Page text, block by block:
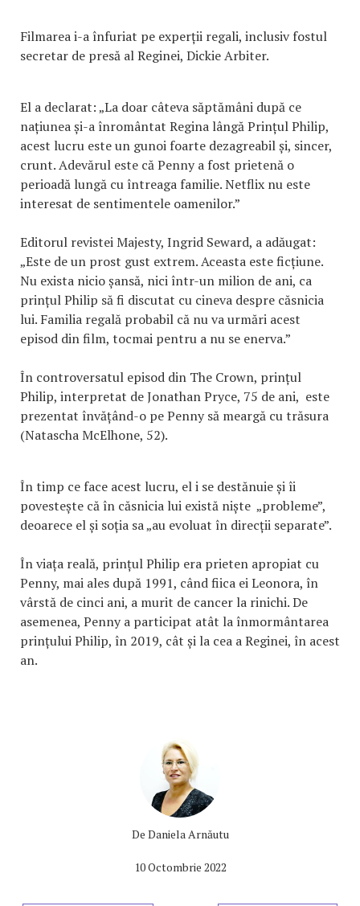
Filmarea i-a înfuriat pe experții regali, inclusiv fostul
secretar de presă al Reginei, Dickie Arbiter.
El a declarat: „La doar câteva săptămâni după ce
națiunea și-a înromântat Regina lângă Prințul Philip,
acest lucru este un gunoi foarte dezagreabil și, sincer,
crunt. Adevărul este că Penny a fost prietenă o
perioadă lungă cu întreaga familie. Netflix nu este
interesat de sentimentele oamenilor.”
Editorul revistei Majesty, Ingrid Seward, a adăugat:
„Este de un prost gust extrem. Aceasta este ficțiune.
Nu exista nicio șansă, nici într-un milion de ani, ca
prințul Philip să fi discutat cu cineva despre căsnicia
lui. Familia regală probabil că nu va urmări acest
episod din film, tocmai pentru a nu se enerva.”
În controversatul episod din The Crown, prințul
Philip, interpretat de Jonathan Pryce, 75 de ani, este
prezentat învățând-o pe Penny să meargă cu trăsura
(Natascha McElhone, 52).
În timp ce face acest lucru, el i se destănuie și îi
povestește că în căsnicia lui există niște „probleme”,
deoarece el și soția sa „au evoluat în direcții separate”.
În viața reală, prințul Philip era prieten apropiat cu
Penny, mai ales după 1991, când fiica ei Leonora, în
vârstă de cinci ani, a murit de cancer la rinichi. De
asemenea, Penny a participat atât la înmormântarea
prințului Philip, în 2019, cât și la cea a Reginei, în acest
an.
De Daniela Arnăutu
10 Octombrie 2022